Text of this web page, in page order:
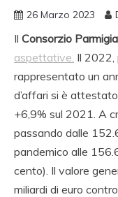
26 Marzo 2023
Il Consorzio
aspettative. Il 2022,
rappresentato un
d’affari si è
+6,9% sul 2021. A
passando dalle
pandemico alle
cento). Il valore
miliardi di euro